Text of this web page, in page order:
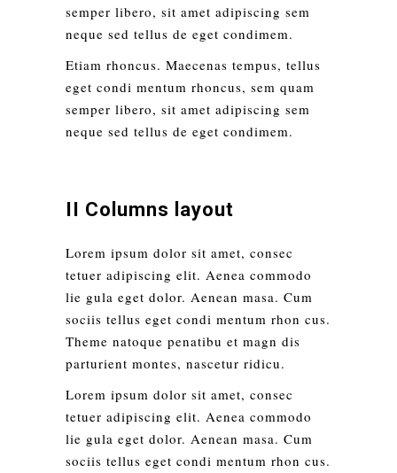
semper libero, sit amet adipiscing sem
neque sed tellus de eget condimem.
Etiam rhoncus. Maecenas tempus, tellus
eget condi mentum rhoncus, sem quam
semper libero, sit amet adipiscing sem
neque sed tellus de eget condimem.
II Columns layout
Lorem ipsum dolor sit amet, consec
tetuer adipiscing elit. Aenea commodo
lie gula eget dolor. Aenean masa. Cum
sociis tellus eget condi mentum rhon cus.
Theme natoque penatibu et magn dis
parturient montes, nascetur ridicu.
Lorem ipsum dolor sit amet, consec
tetuer adipiscing elit. Aenea commodo
lie gula eget dolor. Aenean masa. Cum
sociis tellus eget condi mentum rhon cus.